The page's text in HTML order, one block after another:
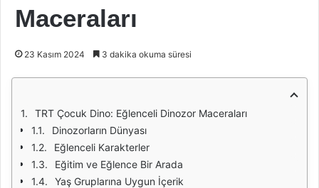
Maceraları
23 Kasım 2024 3 dakika okuma süresi
TRT Çocuk Dino: Eğlenceli Dinozor Maceraları
Dinozorların Dünyası
Eğlenceli Karakterler
Eğitim ve Eğlence Bir Arada
Yaş Gruplarına Uygun İçerik